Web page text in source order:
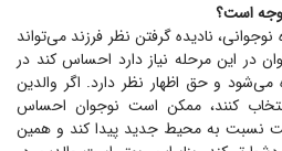
است؟
نوجوانی، نادیده گرفتن نظر فرزند می‌تواند
در این مرحله نیاز دارد احساس کند در
و حق اظهار نظر دارد. اگر والدین
کنند، ممکن است نوجوان احساس
نسبت به محیط جدید پیدا کند و همین